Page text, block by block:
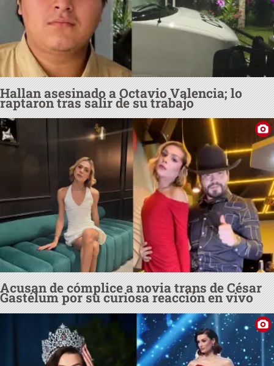
Hallan asesinado a Octavio Valencia; lo
raptaron tras salir de su trabajo
Acusan de cómplice a novia trans de César
Gastélum por su curiosa reacción en vivo